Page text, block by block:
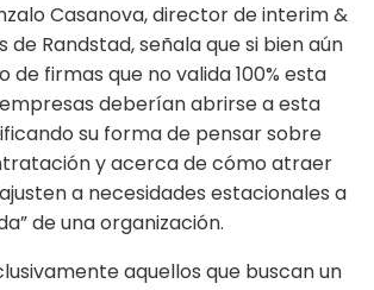
Casanova, director de interim &
Randstad, señala que si bien aún
de firmas que no valida 100% esta
deberían abrirse a esta
su forma de pensar sobre
y acerca de cómo atraer
a necesidades estacionales a
de una organización.
aquellos que buscan un